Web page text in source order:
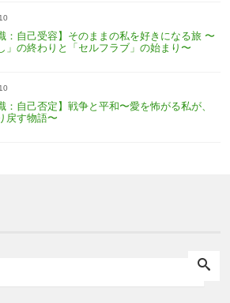
：自己受容】そのままの私を好きになる旅 〜
」の終わりと「セルフラブ」の始まり〜
：自己否定】戦争と平和〜愛を怖がる私が、
戻す物語〜